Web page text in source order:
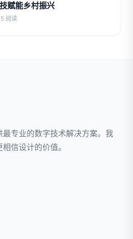
赋能乡村振兴
阅读
专业的数字技术解决方案。我
信设计的价值。